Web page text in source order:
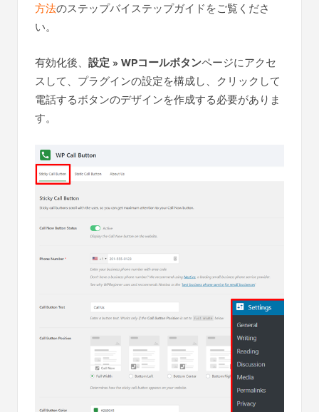
方法のステップバイステップガイドをご覧くださ
い。
有効化後、 設定 » WPコールボタンページにアクセ
スして、プラグインの設定を構成し、クリックして
電話するボタンのデザインを作成する必要がありま
す。